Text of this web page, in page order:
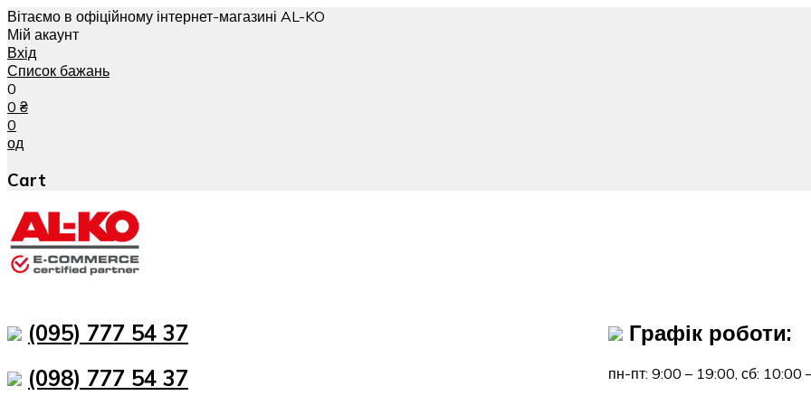
Вітаємо в офіційному інтернет-магазині AL-KO
Мій акаунт
Вхід
Список бажань
0
0 ₴
0
од
Cart
(095) 777 54 37
(098) 777 54 37
Графік роботи:
пн-пт: 9:00 – 19:00, сб: 10:00